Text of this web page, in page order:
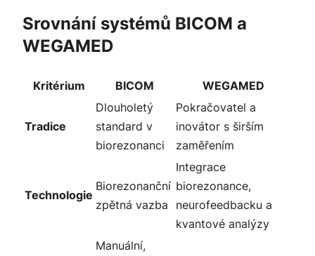
Srovnání systémů BICOM a
WEGAMED
Kritérium BICOM WEGAMED
Tradice
Dlouholetý
standard v
biorezonanci
Pokračovatel a
inovátor s širším
zaměřením
Technologie
Biorezonanční
zpětná vazba
Integrace
biorezonance,
neurofeedbacku a
kvantové analýzy
Manuální,